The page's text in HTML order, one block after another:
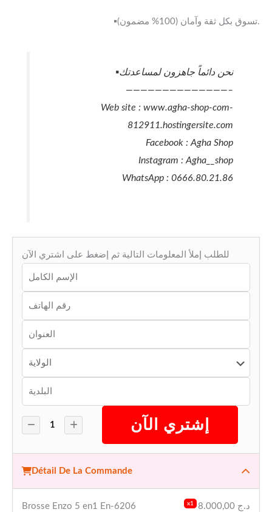
▪️تسوق بكل ثقة وآمان (100% مضمون).
▪️نحن دائماً جاهزون لمساعدتك
——————————————–
Web site : www.agha-shop-com-
812911.hostingersite.com
Facebook : Agha Shop
Instagram : Agha__shop
WhatsApp : 0666.80.21.86
للطلب إملأ المعلومات التالية ثم إضغط على اشتري الآن
إشتري الآن
Détail De La Commande
Brosse Enzo 5 en1 En-6206 x1 د.ج